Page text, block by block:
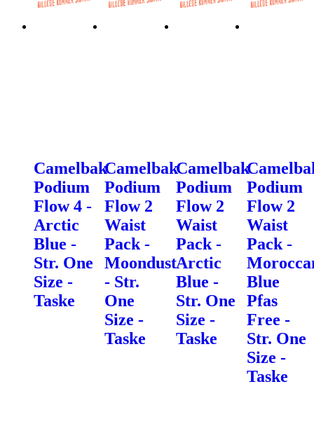
Camelbak
Podium
Flow 4 -
Arctic
Blue -
Str. One
Size -
Taske
Camelbak
Podium
Flow 2
Waist
Pack -
Moondust
- Str.
One
Size -
Taske
Camelbak
Podium
Flow 2
Waist
Pack -
Arctic
Blue -
Str. One
Size -
Taske
Podium
Flow 2
Waist
Pack -
Blue
Pfas
Free -
Str. One
Size -
Taske